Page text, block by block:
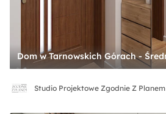
Studio Projektowe Zgodnie Z Planem